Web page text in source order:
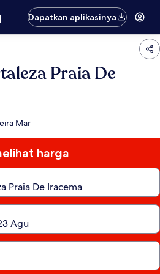
Dapatkan aplikasinya
Praia De
Mar
harga